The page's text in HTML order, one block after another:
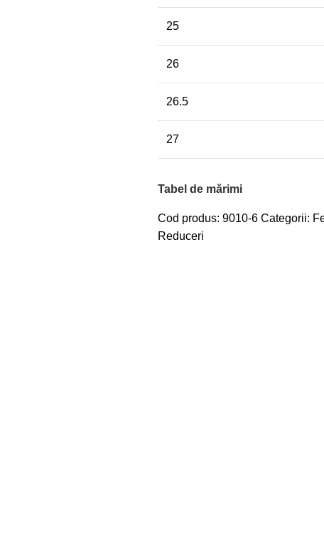
25
26
26.5
27
Tabel de mărimi
Cod produs: 9010-6 Categorii:
Reduceri